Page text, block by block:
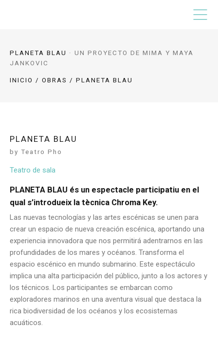
PLANETA BLAU · UN PROYECTO DE MIMA Y MAYA
JANKOVIC
INICIO / OBRAS / PLANETA BLAU
PLANETA BLAU
by Teatro Pho
Teatro de sala
PLANETA BLAU és un espectacle participatiu en el
qual s’introdueix la tècnica Chroma Key.
Las nuevas tecnologías y las artes escénicas se unen para
crear un espacio de nueva creación escénica, aportando una
experiencia innovadora que nos permitirá adentrarnos en las
profundidades de los mares y océanos. Transforma el
espacio escénico en mundo submarino. Este espectáculo
implica una alta participación del público, junto a los actores y
los técnicos. Los participantes se embarcan como
exploradores marinos en una aventura visual que destaca la
rica biodiversidad de los océanos y los ecosistemas
acuáticos.